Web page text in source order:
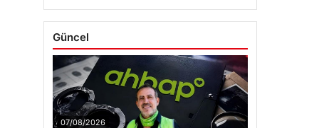
Güncel
07/08/2026